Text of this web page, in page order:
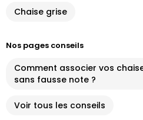
Chaise grise
Nos pages conseils
Comment associer vos
sans fausse note ?
Voir tous les conseils